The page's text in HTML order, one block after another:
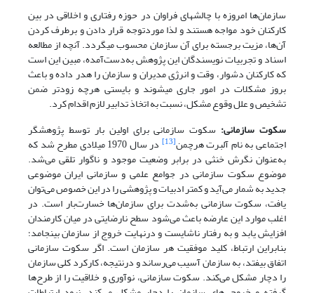
سازمان‌ها امروزه با چالش­های فراوان در حوزه رفتاری و اخلاقی در بین
کارکنان خود مواجه هستند و لذا موردتوجه قرار دادن و برطرف کردن
آن‌ها، مزیت برجسته برای آن سازمان محسوب می­گردد. آنچه از مطالعه
اسناد و تجربیات نویسندگان این پژوهش به‌دست‌آمده، مبین این است
که کارکنان دشوار، وقت و انرژی مدیران و سازمان را هدر داده و باعث
بروز مشکلات در امور جاری می­شوند و بایستی هرچه زودتر ضمن
تشخیص و علل وقوع مشکل، نسبت به اتخاذ تدابیر لازم اقدام کرد.
سکوت سازمانی: سکوت سازمانی برای اولین بار توسط پژوهشگر
اجتماعی به نام آلبرت هرچمن[13] در سال 1970 میلادی مطرح شد که
به‌عنوان نگرش خنثی در برابر وضعیت موجود و ناگوار تلقی می‌شد.
موضوع سکوت سازمانی در جوامع علمی و سازمانی ایران موضوعی
جدید به شمار می‌آید و کمتر ادبیات و پژوهشی را در این خصوص می‌توان
یافت، سکوت سازمانی به‌شدت برای سازمان‌ها خسارت‌بار است. در
اغلب موارد این عارضه باعث می‌شود سطح نارضایتی در میان کارمندان
افزایش یابد و به رفتار ناشایست و درنهایت خروج از سازمان بینجامد؛
بنابراین ارتباط، کلید موفقیت هر سازمان است. اگر سکوت سازمانی
اتفاق بیفتد، به سازمان آسیب می‌رساند و درنتیجه، کارکرد کلی سازمان
را دچار مشکل می‌کند. سکوت سازمانی، نوآوری و خلاقیت را از طرح‌ها